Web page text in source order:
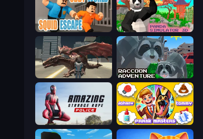
Panda Simulator 3D
Dragon Vice City Raccoon Adventure: City Simulator 3D
Amazing Strange Rope Police Johnny n Tommy - Prank Masters